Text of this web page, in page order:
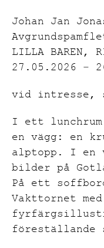
Johan Jan
LILLA BAREN,
27.05.2026 –
vid intresse,
I ett
en vägg: en
alptopp. I en
bilder på
På ett
Vakttornet